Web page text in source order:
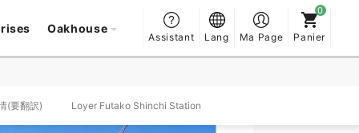
Oakhouse
Assistant Lang Ma Page Panier
(要翻訳) Loyer Futako Shinchi Station